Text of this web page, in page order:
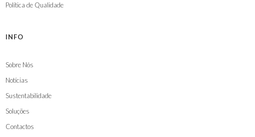
Política de Qualidade
INFO
Sobre Nós
Notícias
Sustentabilidade
Soluções
Contactos